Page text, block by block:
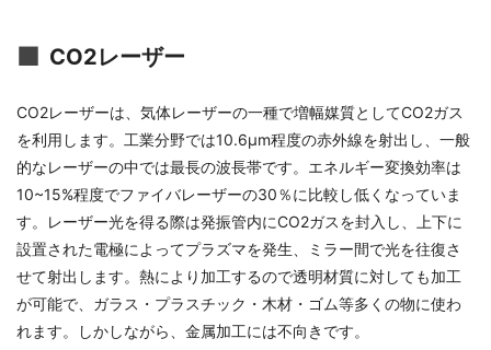
CO2レーザー
CO2レーザーは、気体レーザーの一種で増幅媒質としてCO2ガス
を利用します。工業分野では10.6μm程度の赤外線を射出し、一般
的なレーザーの中では最長の波長帯です。エネルギー変換効率は
10~15%程度でファイバレーザーの30％に比較し低くなっていま
す。レーザー光を得る際は発振管内にCO2ガスを封入し、上下に
設置された電極によってプラズマを発生、ミラー間で光を往復さ
せて射出します。熱により加工するので透明材質に対しても加工
が可能で、ガラス・プラスチック・木材・ゴム等多くの物に使わ
れます。しかしながら、金属加工には不向きです。